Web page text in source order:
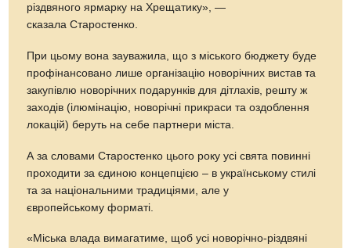
різдвяного ярмарку на Хрещатику», —
сказала Старостенко.
При цьому вона зауважила, що з міського бюджету буде
профінансовано лише організацію новорічних вистав та
закупівлю новорічних подарунків для дітлахів, решту ж
заходів (ілюмінацію, новорічні прикраси та оздоблення
локацій) беруть на себе партнери міста.
А за словами Старостенко цього року усі свята повинні
проходити за єдиною концепцією – в українському стилі
та за національними традиціями, але у
європейському форматі.
«Міська влада вимагатиме, щоб усі новорічно-різдвяні